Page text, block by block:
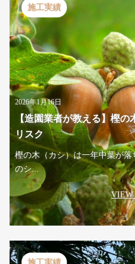
施工実績
2026年1月16日
【造園業者が教える】樫
リスク
樫の木（カシ）は一年中葉が
のシ...
VIEW
施工実績